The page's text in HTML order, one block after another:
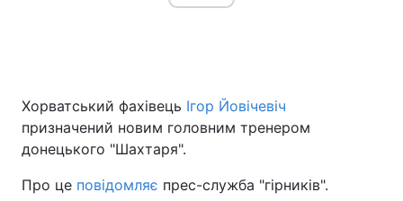
Головна
Україна Політика
Хорватський фахівець Ігор Йовічевіч
призначений новим головним тренером
донецького "Шахтаря".
Про це повідомляє прес-служба "гірників".